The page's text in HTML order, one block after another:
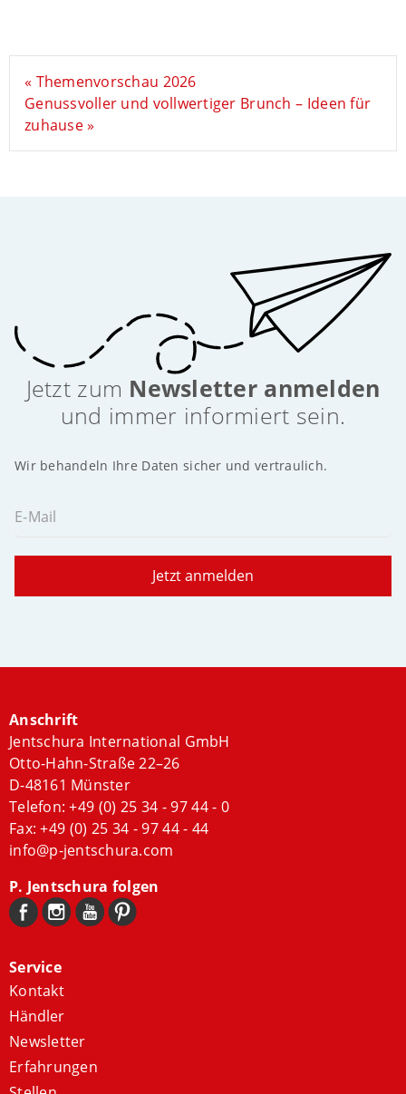
« Themenvorschau 2026
Genussvoller und vollwertiger Brunch – Ideen für
zuhause »
Jetzt zum Newsletter anmelden
und immer informiert sein.
Wir behandeln Ihre Daten sicher und vertraulich.
E-Mail
Jetzt anmelden
Anschrift
Jentschura International GmbH
Otto-Hahn-Straße 22–26
D-48161 Münster
Telefon:+49 (0) 25 34 - 97 44 - 0
Fax: +49 (0) 25 34 - 97 44 - 44
info@p-jentschura.com
P. Jentschura folgen
Service
Kontakt
Händler
Newsletter
Erfahrungen